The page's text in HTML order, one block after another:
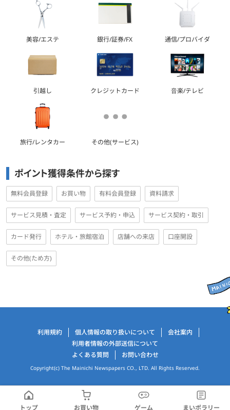
トップ お買い物 ゲーム まいポラリー
美容/エステ 銀行/証券/FX 通信/プロバイダ
引越し クレジットカード 音楽/テレビ
旅行/レンタカー その他(サービス)
ポイント獲得条件から探す
無料会員登録 お買い物 有料会員登録 資料請求
サービス見積・査定 サービス予約・申込 サービス契約・取引
カード発行 ホテル・旅館宿泊 店舗への来店 口座開設
その他(ため方)
運営会社情報利用規約 個人情報の取り扱いについて
会社案内
利用者情報の外部送信について
よくある質問
お問い合わせ
Copyright(c) The Mainichi Newspapers CO., LTD. All Rights Reserved.